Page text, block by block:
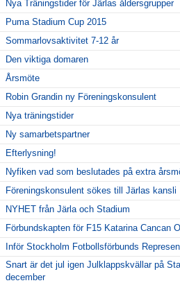
Nya Träningstider för Järlas åldersgrupper
Puma Stadium Cup 2015
Sommarlovsaktivitet 7-12 år
Den viktiga domaren
Årsmöte
Robin Grandin ny Föreningskonsulent
Nya träningstider
Ny samarbetspartner
Efterlysning!
Nyfiken vad som beslutades på extra
Föreningskonsulent sökes till Järlas kansli
NYHET från Järla och Stadium
Förbundskapten för F15 Katarina Cancan
Inför Stockholm Fotbollsförbunds
Snart är det jul igen Julklappskvällar på
december